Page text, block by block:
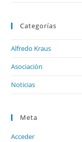
Categorías
Alfredo Kraus
Asociación
Noticias
Meta
Acceder